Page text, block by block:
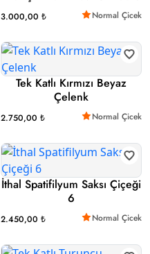
3.000,00 ₺ Normal Çicek
Tek Katlı Kırmızı Beyaz
Çelenk
2.750,00 ₺ Normal Çicek
İthal Spatifilyum Saksı Çiçeği
6
2.450,00 ₺ Normal Çicek